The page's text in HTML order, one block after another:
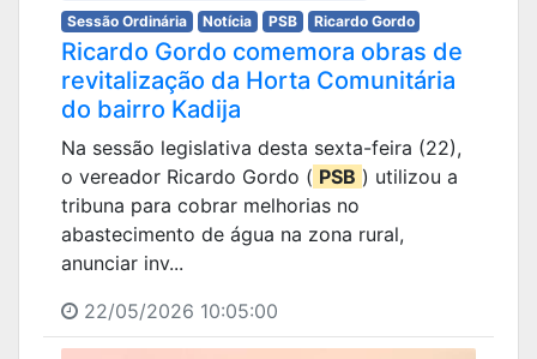
Sessão Ordinária
Notícia PSB Ricardo Gordo
Ricardo Gordo comemora obras de
revitalização da Horta Comunitária
do bairro Kadija
Na sessão legislativa desta sexta-feira (22),
o vereador Ricardo Gordo ( PSB ) utilizou a
tribuna para cobrar melhorias no
abastecimento de água na zona rural,
anunciar inv...
22/05/2026 10:05:00